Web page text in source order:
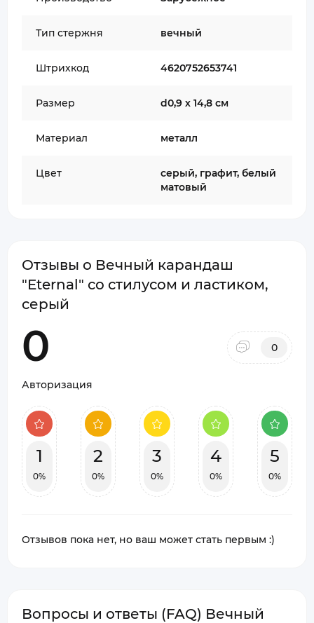
Тип стержня вечный
Штрихкод 4620752653741
Размер d0,9 х 14,8 см
Материал металл
Цвет
серый, графит, белый
матовый
Отзывы о Вечный карандаш
"Eternal" со стилусом и ластиком,
серый
0 0
Авторизация
1
0%
2
0%
3
0%
4
0%
5
0%
Отзывов пока нет, но ваш может стать первым :)
Вопросы и ответы (FAQ) Вечный